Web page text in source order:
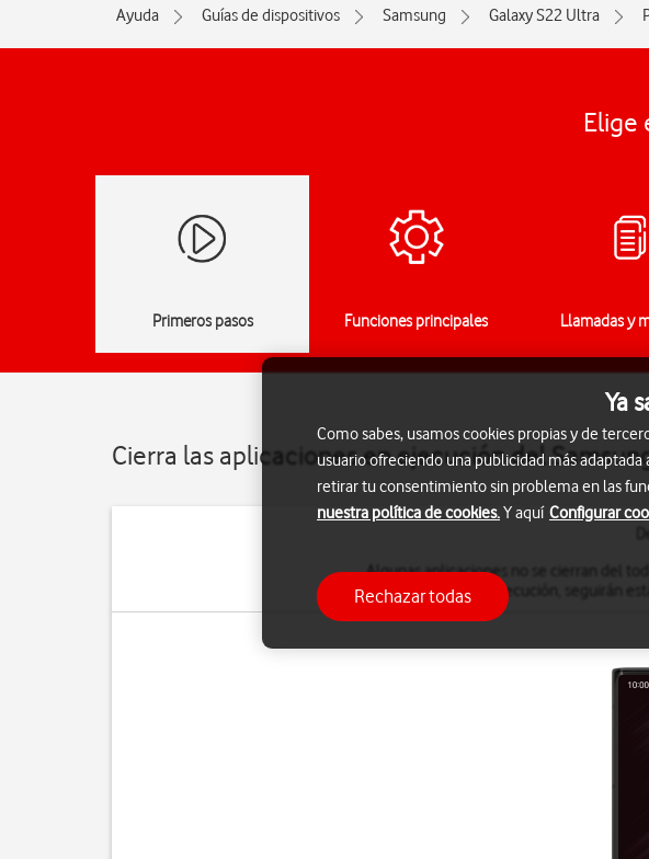
Ayuda Guías de dispositivos Samsung Galaxy S22 Ultra
Elige
Primeros pasos Funciones principales Llamadas y
Cierra las aplicaciones en ejecución del
Algunas aplicaciones no se cierran del
aplicaciones en ejecución, seguirán
Ya
Como sabes, usamos cookies propias y de
usuario ofreciendo una publicidad más
retirar tu consentimiento sin problema en las
nuestra política de cookies.Y aquí Configurar
Rechazar todas